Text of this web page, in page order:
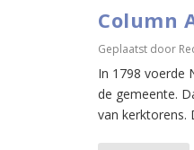
Column
Geplaatst door
In 1798 voerde
de gemeente.
van kerktorens.